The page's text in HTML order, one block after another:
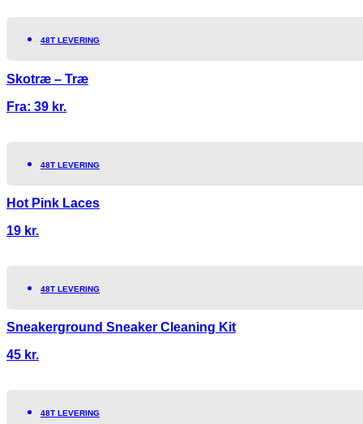
48T LEVERING
Skotræ – Træ
Fra: 39 kr.
48T LEVERING
Hot Pink Laces
19 kr.
48T LEVERING
Sneakerground Sneaker Cleaning Kit
45 kr.
48T LEVERING